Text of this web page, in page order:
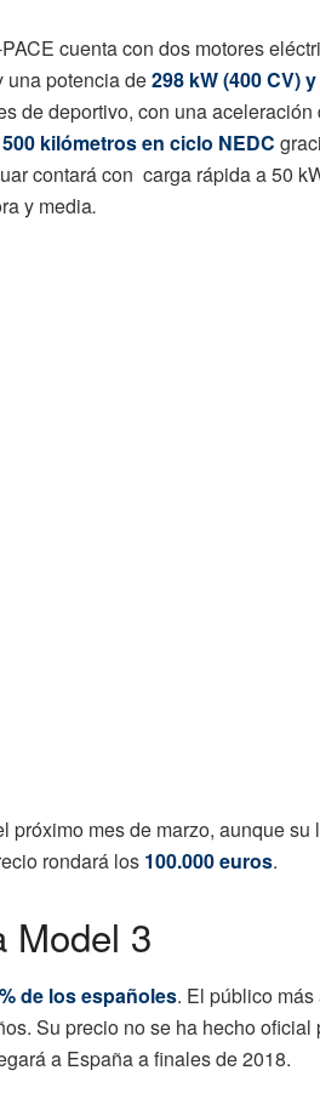
cuenta con dos motores
una potencia de298 kW (400 CV)
de deportivo, con una aceleración
kilómetros en ciclo NEDC
contará con carga rápida a 50
y media.
próximo mes de marzo, aunque
rondará los 100.000 euros.
Model 3
de los españoles. El público
Su precio no se ha hecho
a España a finales de 2018.